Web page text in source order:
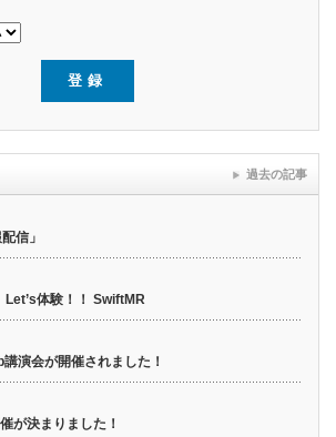
信」
体験！！ SwiftMR
演会が開催されました！
が決まりました！
過去の記事